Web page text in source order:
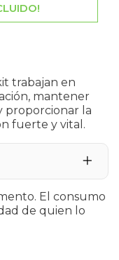
trabajan en
mantener
proporcionar la
fuerte y vital.
PXP
disuelve
El consumo
de quien lo